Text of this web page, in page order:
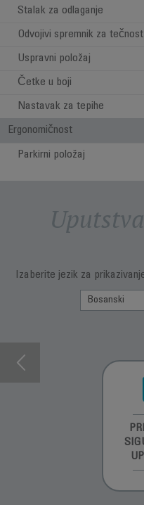
Stalak za odlaganje
Odvojivi spremnik za tečnost
Uspravni položaj
Četke u boji
Nastavak za tepihe
Ergonomičnost
Parkirni položaj
Izaberite jezik za